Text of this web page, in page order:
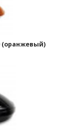
(оранжевый)